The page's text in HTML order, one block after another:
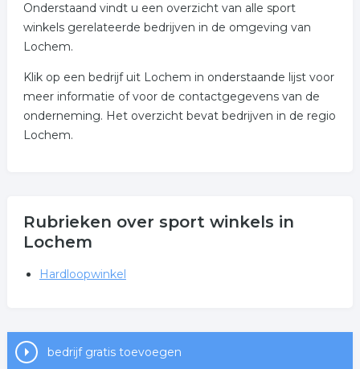
Onderstaand vindt u een overzicht van alle sport
winkels gerelateerde bedrijven in de omgeving van
Lochem.
Klik op een bedrijf uit Lochem in onderstaande lijst voor
meer informatie of voor de contactgegevens van de
onderneming. Het overzicht bevat bedrijven in de regio
Lochem.
Rubrieken over sport winkels in
Lochem
Hardloopwinkel
bedrijf gratis toevoegen